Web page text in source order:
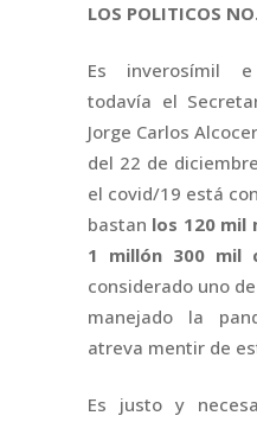
LOS POLITICOS
Es inverosímil
todavía el
Jorge Carlos
del 22 de
el covid/19 está
bastan los 120 mil
1 millón 300 mil
considerado uno
manejado la
atreva mentir de
Es justo y